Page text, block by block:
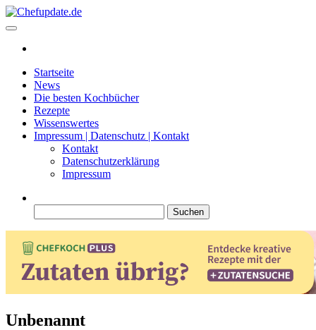
Zum
Inhalt
Startseite
News
Die besten Kochbücher
Rezepte
Wissenswertes
Impressum | Datenschutz | Kontakt
Kontakt
Datenschutzerklärung
Impressum
nach:
Unbenannt